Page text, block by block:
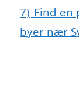
7) Find en
byer nær